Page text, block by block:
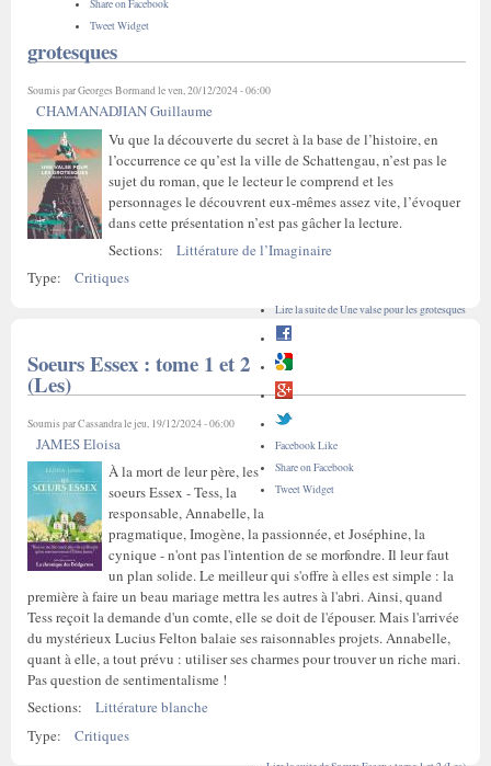
Share on Facebook
Tweet Widget
grotesques
Soumis parGeorges Bormandle ven, 20/12/2024 - 06:00
CHAMANADJIAN Guillaume
Vu que la découverte du secret à la base de l’histoire, en
l’occurrence ce qu’est la ville de Schattengau, n’est pas le
sujet du roman, que le lecteur le comprend et les
personnages le découvrent eux-mêmes assez vite, l’évoquer
dans cette présentation n’est pas gâcher la lecture.
Sections:
Littérature de l’Imaginaire
Type:
Critiques
Lire la suitede Une valse pour les grotesques
Facebook Like
Share on Facebook
Tweet Widget
Soeurs Essex : tome 1 et 2
(Les)
Soumis parCassandrale jeu, 19/12/2024 - 06:00
JAMES Eloisa
À la mort de leur père, les
soeurs Essex - Tess, la
responsable, Annabelle, la
pragmatique, Imogène, la passionnée, et Joséphine, la
cynique - n'ont pas l'intention de se morfondre. Il leur faut
un plan solide. Le meilleur qui s'offre à elles est simple : la
première à faire un beau mariage mettra les autres à l'abri. Ainsi, quand
Tess reçoit la demande d'un comte, elle se doit de l'épouser. Mais l'arrivée
du mystérieux Lucius Felton balaie ses raisonnables projets. Annabelle,
quant à elle, a tout prévu : utiliser ses charmes pour trouver un riche mari.
Pas question de sentimentalisme !
Sections:
Littérature blanche
Type:
Critiques